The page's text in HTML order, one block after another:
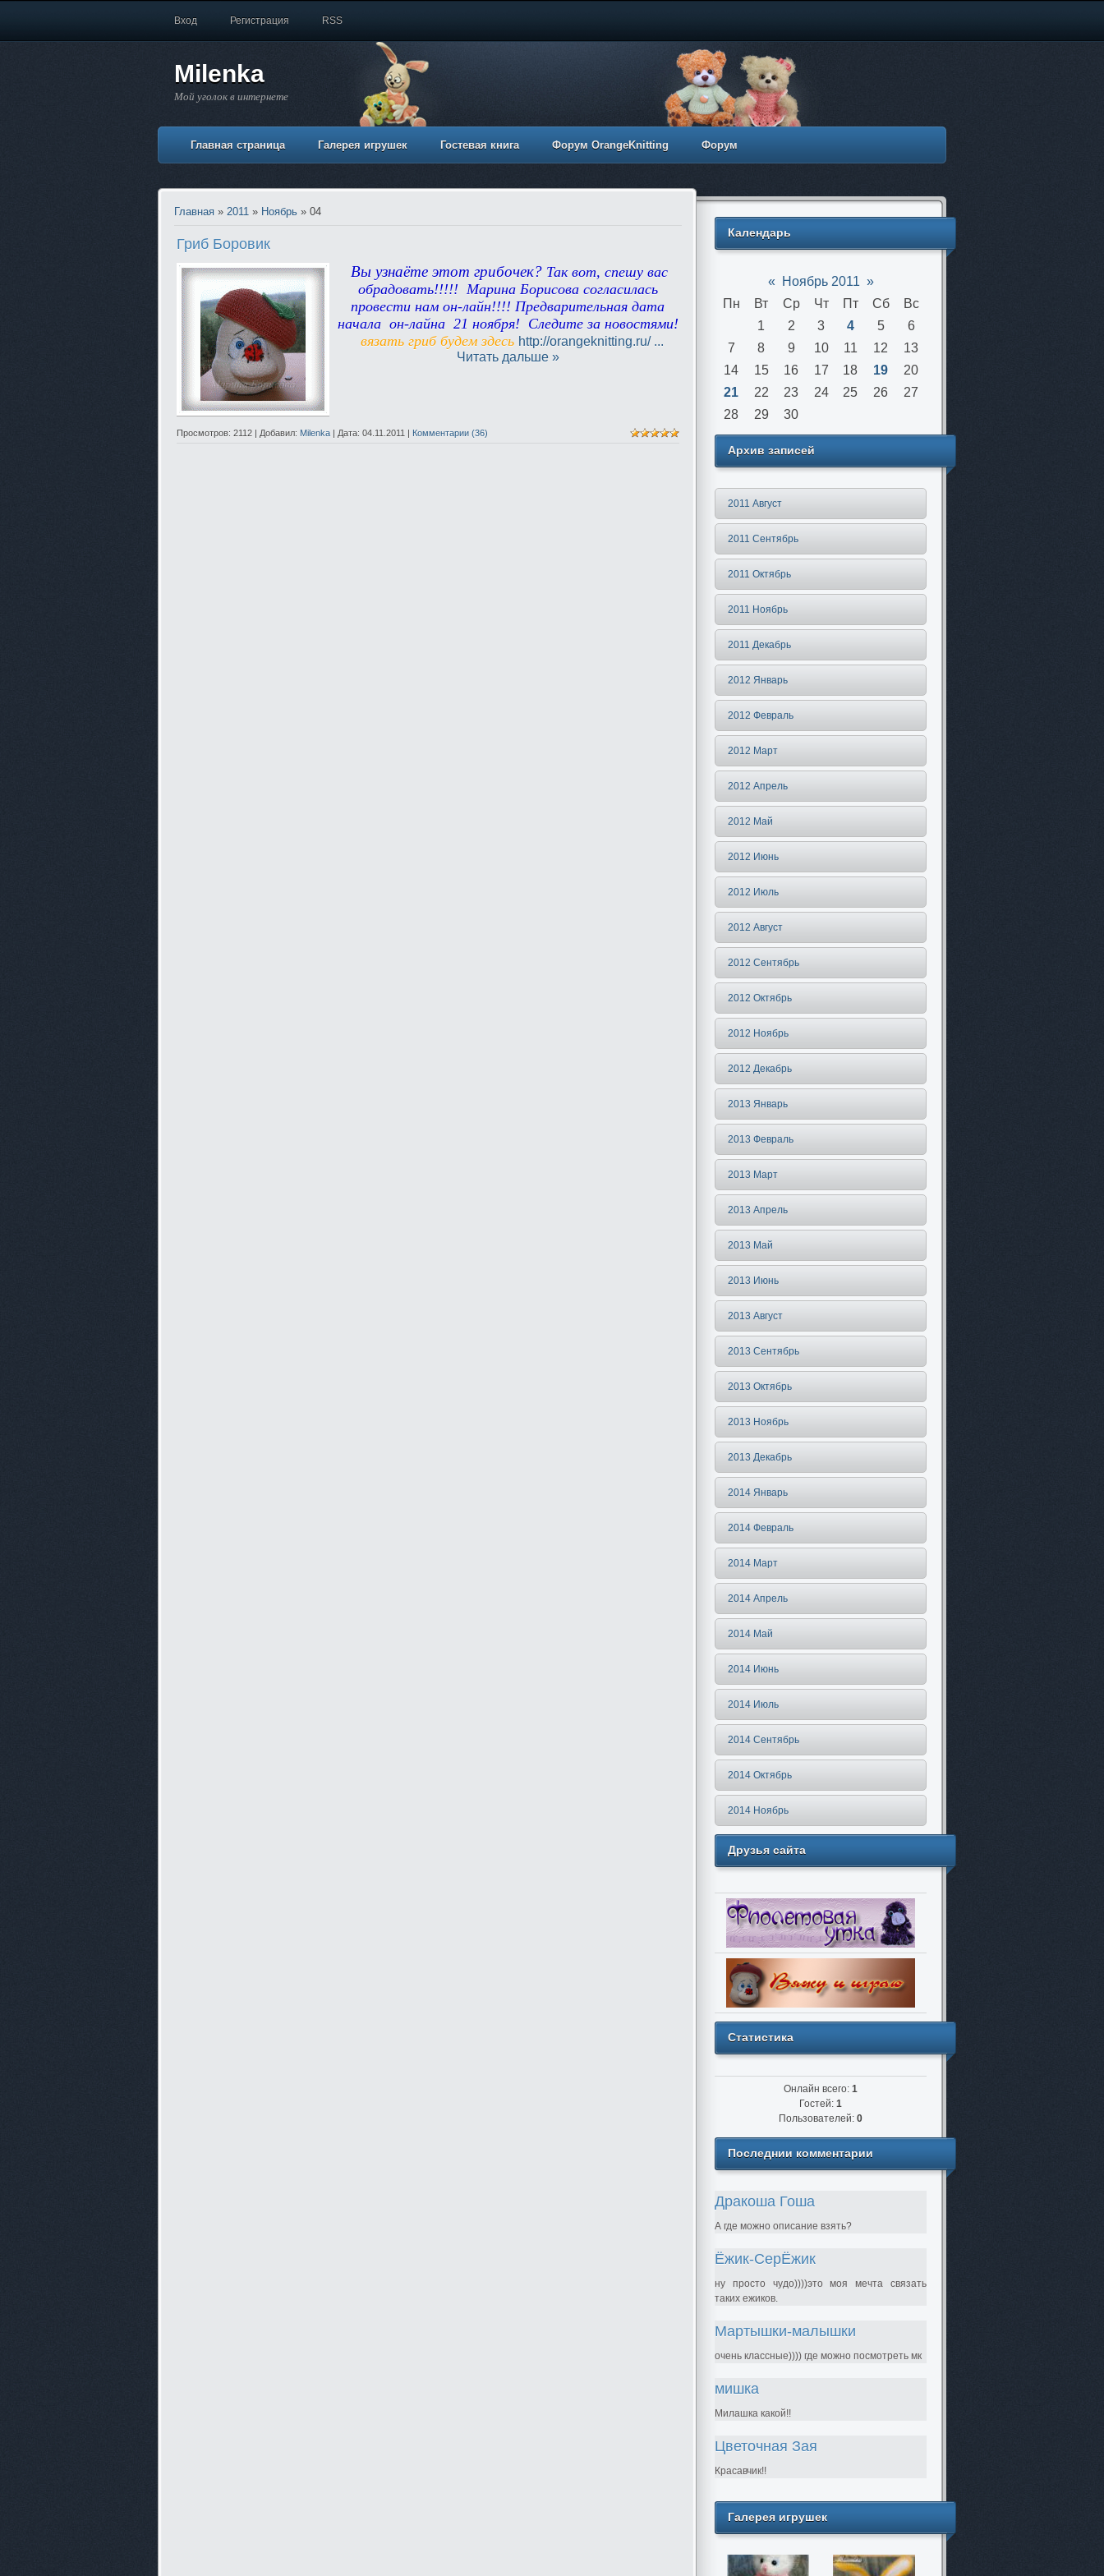
Вход Регистрация RSS
Milenka
Мой уголок в интернете
Главная страница Галерея игрушек Гостевая книга Форум OrangeKnitting Форум
Главная » 2011 » Ноябрь » 04
Гриб Боровик
Вы узнаёте этот грибочек? Так вот, спешу вас
обрадовать!!!!! Марина Борисова согласилась
провести нам он-лайн!!!! Предварительная дата
начала он-лайна 21 ноября! Следите за новостями!
вязать гриб будем здесь http://orangeknitting.ru/ ...
Читать дальше »
Просмотров: 2112 | Добавил: Мilenka | Дата: 04.11.2011 | Комментарии (36)
Календарь
« Ноябрь 2011 »
Пн
Вт Ср Чт Пт Сб
Вс
1
2 3 4 5
6
7
8 9 10 11 12
13
14
15 16 17 18 19
20
21
22 23 24 25 26
27
28
29 30
Архив записей
2011 Август
2011 Сентябрь
2011 Октябрь
2011 Ноябрь
2011 Декабрь
2012 Январь
2012 Февраль
2012 Март
2012 Апрель
2012 Май
2012 Июнь
2012 Июль
2012 Август
2012 Сентябрь
2012 Октябрь
2012 Ноябрь
2012 Декабрь
2013 Январь
2013 Февраль
2013 Март
2013 Апрель
2013 Май
2013 Июнь
2013 Август
2013 Сентябрь
2013 Октябрь
2013 Ноябрь
2013 Декабрь
2014 Январь
2014 Февраль
2014 Март
2014 Апрель
2014 Май
2014 Июнь
2014 Июль
2014 Сентябрь
2014 Октябрь
2014 Ноябрь
Друзья сайта
Статистика
Онлайн всего: 1
Гостей: 1
Пользователей: 0
Последнии комментарии
Дракоша Гоша
А где можно описание взять?
Ёжик-СерЁжик
ну просто чудо))))это моя мечта связать
таких ежиков.
Мартышки-малышки
очень классные)))) где можно посмотреть мк
мишка
Милашка какой!!
Цветочная Зая
Красавчик!!
Галерея игрушек